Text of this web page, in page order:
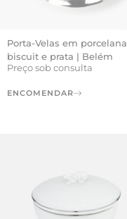
Porta-Velas em porcelana
biscuit e prata | Belém
Preço sob consulta
ENCOMENDAR